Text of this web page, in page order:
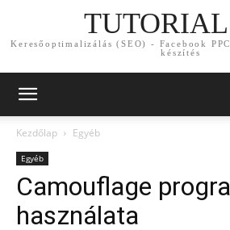
Keresőoptimalizálás (SEO) - Facebook
készítés
Kezdőlap Egyéb
Egyéb
Camouflage
használata